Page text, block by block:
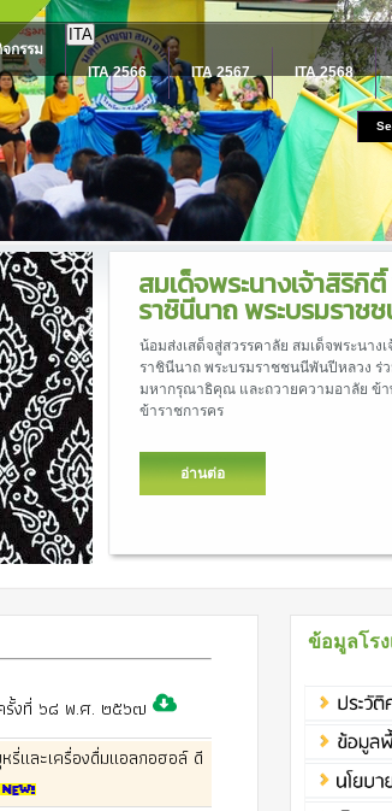
กรรม
ITA
ITA 2566 ITA 2567 ITA 2568
NO GIFT POLICY
โรงเรียนวังโป่งศึกษา มีนโยบายขอควา
เนื่องในเทศกาลและโอกาสอื่นใด
อ่านต่อ
รั้งที่ ๖๘ พ.ศ. ๒๕๖๗
หรี่และเครื่องดื่มแอลกอฮอล์ ดี
ข้อมูลโรง